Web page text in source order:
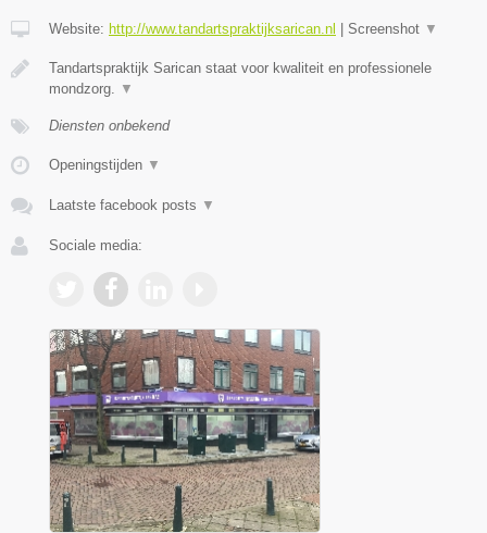
Website: http://www.tandartspraktijksarican.nl Screenshot ▼
Tandartspraktijk Sarican staat voor kwaliteit en professionele
mondzorg. ▼
Diensten onbekend
Openingstijden ▼
Laatste facebook posts ▼
Sociale media: